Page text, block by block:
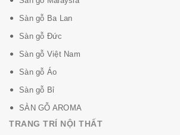
Sàn gỗ Ba Lan
Sàn gỗ Đức
Sàn gỗ Việt Nam
Sàn gỗ Áo
Sàn gỗ Bỉ
SÀN GỖ AROMA
TRANG TRÍ NỘI THẤT